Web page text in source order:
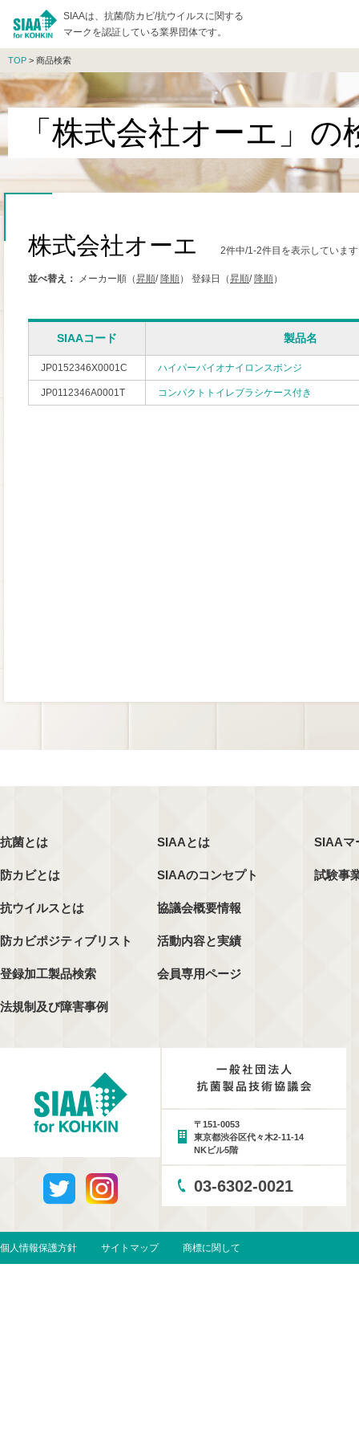
SIAAは、抗菌/防カビ/抗ウイルスに関する
マークを認証している業界団体です。
TOP > 商品検索
「株式会社オーエ」の
株式会社オーエ 2件中/1-2件目を表示しています
並べ替え： メーカー順（昇順/ 降順） 登録日（昇順/ 降順）
SIAAコード 製品名
JP0152346X0001C ハイパーバイオナイロンスポンジ
JP0112346A0001T コンパクトトイレブラシケース付き
抗菌とは
防カビとは
抗ウイルスとは
防カビポジティブリスト
登録加工製品検索
法規制及び障害事例
SIAAとは
SIAAのコンセプト
協議会概要情報
活動内容と実績
会員専用ページ
SIAAマ
試験事
〒151-0053
東京都渋谷区代々木2-11-14
NKビル5階
03-6302-0021
個人情報保護方針 サイトマップ 商標に関して